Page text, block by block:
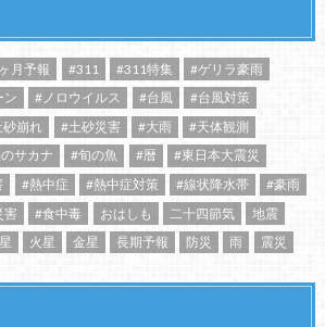
月予報 #311 #311特集
#ゲリラ豪雨
ン #ノロウイルス #台風
#台風対策
砂崩れ #土砂災害 #大雨
#天体観測
サカナ #旬の魚 #暦
#東日本大震災
#熱中症 #熱中症対策 #線状降水帯
#豪雨
害 #食中毒 おはしも 二十四節気
地震
火星 金星 長期予報 防災 雨 震災